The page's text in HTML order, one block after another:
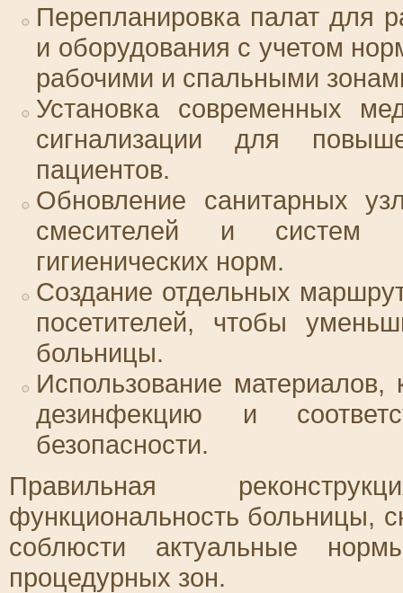
Перепланировка палат для
и оборудования с учетом
рабочими и спальными
Установка современных
сигнализации для
пациентов.
Обновление санитарных
смесителей и систем
гигиенических норм.
Создание отдельных
посетителей, чтобы
больницы.
Использование
дезинфекцию и
безопасности.
Правильная
функциональность больницы,
соблюсти актуальные
процедурных зон.